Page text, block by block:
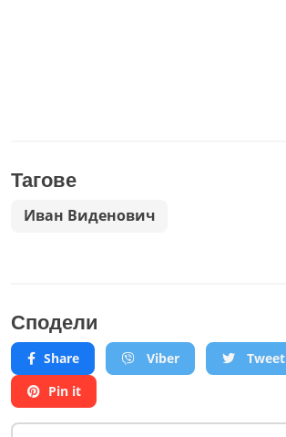
Тагове
Иван Виденович
Сподели
Share Viber
Tweet
Pin it